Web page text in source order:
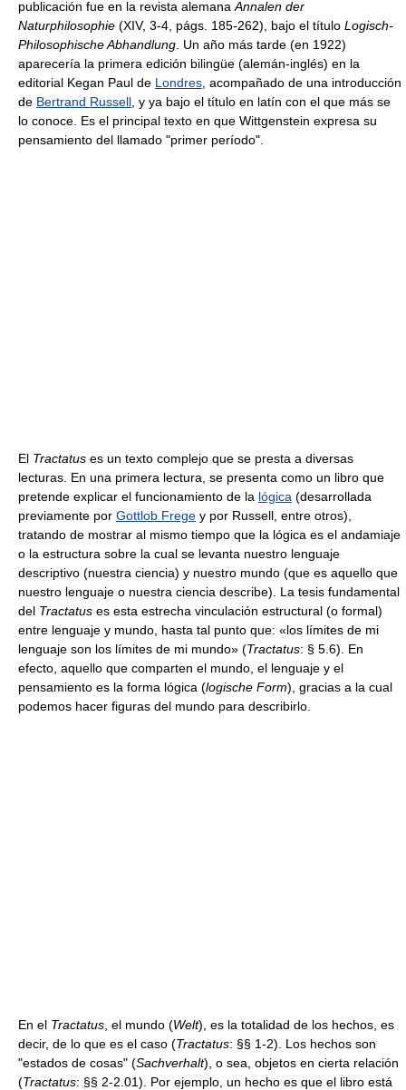
publicación fue en la revista alemana Annalen der
Naturphilosophie (XIV, 3-4, págs. 185-262), bajo el título Logisch-
Philosophische Abhandlung . Un año más tarde (en 1922)
aparecería la primera edición bilingüe (alemán-inglés) en la
editorial Kegan Paul de Londres , acompañado de una introducción
de Bertrand Russell , y ya bajo el título en latín con el que más se
lo conoce. Es el principal texto en que Wittgenstein expresa su
pensamiento del llamado "primer período".
El Tractatus es un texto complejo que se presta a diversas
lecturas. En una primera lectura, se presenta como un libro que
pretende explicar el funcionamiento de la lógica (desarrollada
previamente por Gottlob Frege y por Russell, entre otros),
tratando de mostrar al mismo tiempo que la lógica es el andamiaje
o la estructura sobre la cual se levanta nuestro lenguaje
descriptivo (nuestra ciencia) y nuestro mundo (que es aquello que
nuestro lenguaje o nuestra ciencia describe). La tesis fundamental
del Tractatus es esta estrecha vinculación estructural (o formal)
entre lenguaje y mundo, hasta tal punto que: «los límites de mi
lenguaje son los límites de mi mundo» (Tractatus: § 5.6). En
efecto, aquello que comparten el mundo, el lenguaje y el
pensamiento es la forma lógica (logische Form), gracias a la cual
podemos hacer figuras del mundo para describirlo.
En el Tractatus , el mundo (Welt), es la totalidad de los hechos, es
decir, de lo que es el caso (Tractatus: §§ 1-2). Los hechos son
"estados de cosas" (Sachverhalt), o sea, objetos en cierta relación
(Tractatus: §§ 2-2.01). Por ejemplo, un hecho es que el libro está